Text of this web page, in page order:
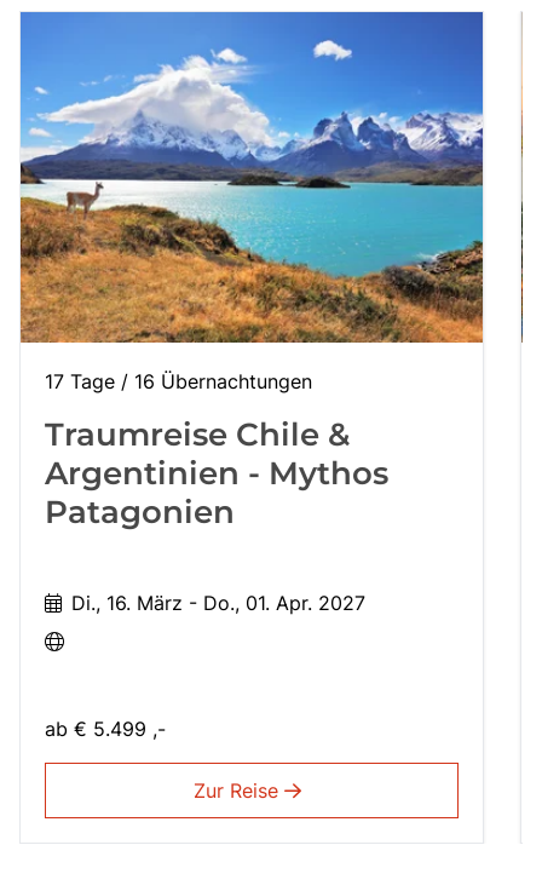
17 Tage / 16 Übernachtungen
Traumreise Chile &
Argentinien - Mythos
Patagonien
Di., 16. März - Do., 01. Apr. 2027
ab € 5.499 ,-
Zur Reise